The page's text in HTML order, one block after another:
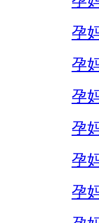
孕
孕
孕
孕
孕
孕